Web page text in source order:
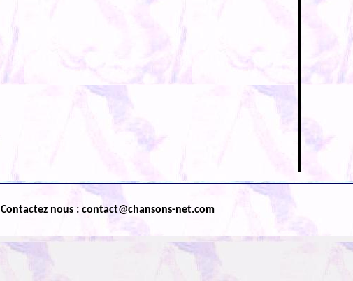
Contactez nous : contact@chansons-net.com